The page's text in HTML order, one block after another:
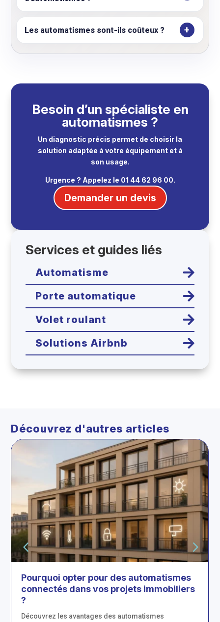
Les automatismes sont-ils coûteux ?
Besoin d’un spécialiste en
automatismes ?
Un diagnostic précis permet de choisir la
solution adaptée à votre équipement et à
son usage.
Urgence ? Appelez le 01 44 62 96 00.
Demander un devis
Services et guides liés
Automatisme 
Porte automatique 
Volet roulant 
Solutions Airbnb 
Découvrez d'autres articles
Pourquoi opter pour des automatismes
connectés dans vos projets immobiliers
?
Découvrez les avantages des automatismes